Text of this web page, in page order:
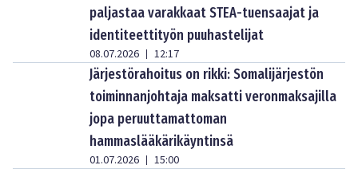
paljastaa varakkaat STEA-tuensaajat ja
identiteettityön puuhastelijat
08.07.2026 | 12:17
Järjestörahoitus on rikki: Somalijärjestön
toiminnanjohtaja maksatti veronmaksajilla
jopa peruuttamattoman
hammaslääkärikäyntinsä
01.07.2026 | 15:00